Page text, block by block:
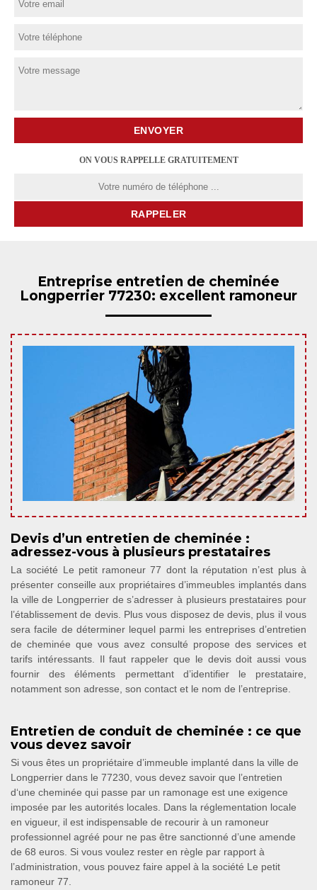
ON VOUS RAPPELLE GRATUITEMENT
Entreprise entretien de cheminée
Longperrier 77230: excellent ramoneur
Devis d’un entretien de cheminée :
adressez-vous à plusieurs prestataires
La société Le petit ramoneur 77 dont la réputation n’est plus à
présenter conseille aux propriétaires d’immeubles implantés dans
la ville de Longperrier de s’adresser à plusieurs prestataires pour
l’établissement de devis. Plus vous disposez de devis, plus il vous
sera facile de déterminer lequel parmi les entreprises d’entretien
de cheminée que vous avez consulté propose des services et
tarifs intéressants. Il faut rappeler que le devis doit aussi vous
fournir des éléments permettant d’identifier le prestataire,
notamment son adresse, son contact et le nom de l’entreprise.
Entretien de conduit de cheminée : ce que
vous devez savoir
Si vous êtes un propriétaire d’immeuble implanté dans la ville de
Longperrier dans le 77230, vous devez savoir que l’entretien
d‘une cheminée qui passe par un ramonage est une exigence
imposée par les autorités locales. Dans la réglementation locale
en vigueur, il est indispensable de recourir à un ramoneur
professionnel agréé pour ne pas être sanctionné d’une amende
de 68 euros. Si vous voulez rester en règle par rapport à
l’administration, vous pouvez faire appel à la société Le petit
ramoneur 77.